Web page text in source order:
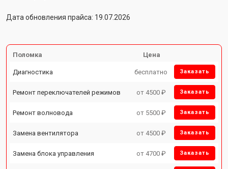
Дата обновления прайса: 19.07.2026
Поломка Цена
Диагностика бесплатно Заказать
Ремонт переключателей режимов от 4500 ₽ Заказать
Ремонт волновода от 5500 ₽ Заказать
Замена вентилятора от 4500 ₽ Заказать
Замена блока управления от 4700 ₽ Заказать